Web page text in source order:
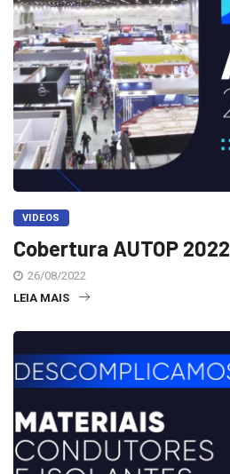
VIDEOS
Cobertura AUTOP 2022
26/08/2022
LEIA MAIS